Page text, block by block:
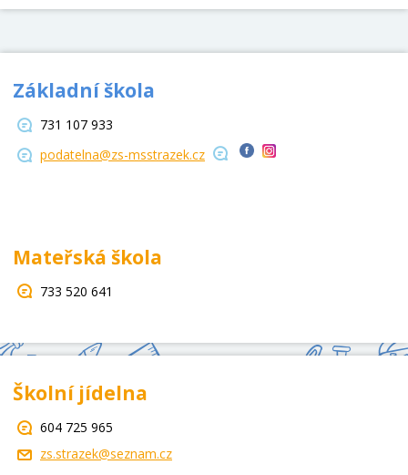
Základní škola
731 107 933
podatelna@zs-msstrazek.cz
Mateřská škola
733 520 641
Školní jídelna
604 725 965
zs.strazek@seznam.cz